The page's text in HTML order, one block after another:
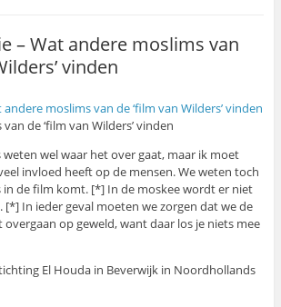
– Wat andere moslims van
vinden
moslims van de ‘film van Wilders’ vinden
de ‘film van Wilders’ vinden
weten wel waar het over gaat, maar ik moet
invloed heeft op de mensen. We weten toch
in de film komt. [*] In de moskee wordt er niet
[*] In ieder geval moeten we zorgen dat we de
op geweld, want daar los je niets mee
El Houda in Beverwijk in Noordhollands